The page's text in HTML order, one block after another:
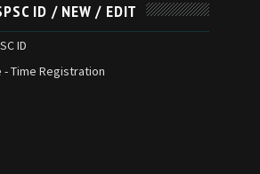
ID / NEW / EDIT
ID
- Time Registration